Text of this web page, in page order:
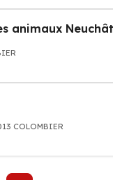
COLOMBIER